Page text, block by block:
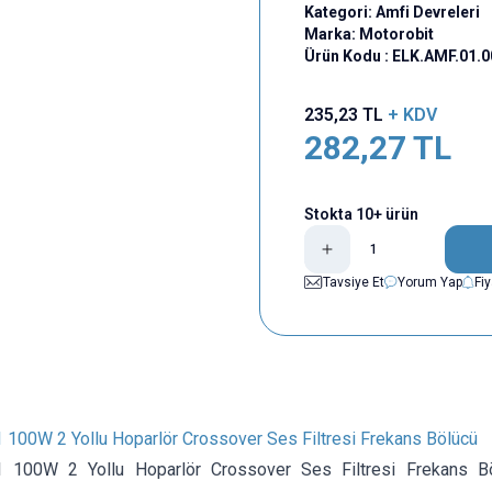
Kategori: Amfi Devreleri
Marka: Motorobit
Ürün Kodu :
235,23 TL + KDV
282,27 TL
Stokta 10+ ürün
Tavsiye Et Yorum Yap
100W 2 Yollu Hoparlör Crossover Ses Filtresi Frekans Bölücü
100W 2 Yollu Hoparlör Crossover Ses Filtresi Frekans